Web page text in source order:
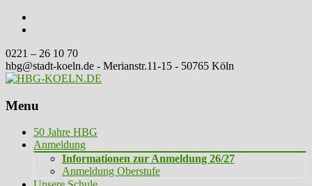
0221 – 26 10 70
hbg@stadt-koeln.de - Merianstr.11-15 - 50765 Köln
Menu
Skip
content
50 Jahre HBG
Anmeldung
Informationen zur Anmeldung 26/27
Anmeldung Oberstufe